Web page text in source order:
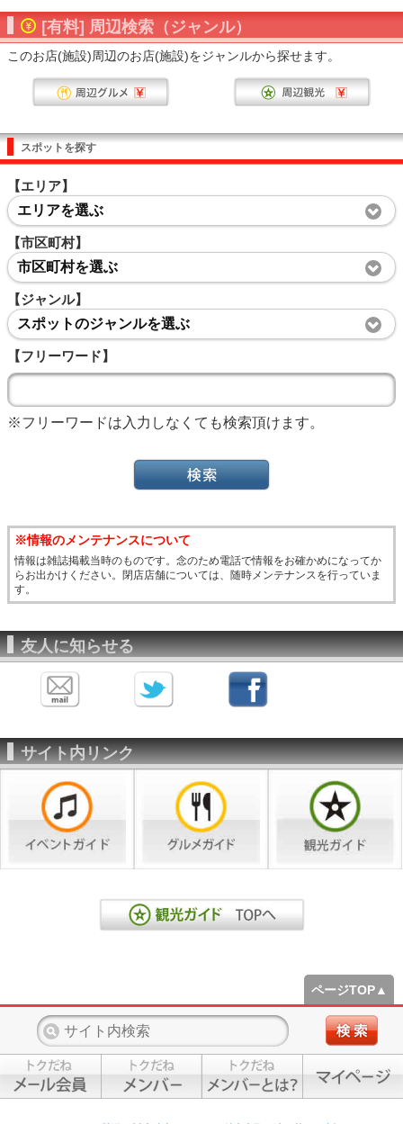
[有料] 周辺検索（ジャンル）
このお店(施設)周辺のお店(施設)をジャンルから探せます。
スポットを探す
【エリア】
エリアを選ぶ
【市区町村】
市区町村を選ぶ
【ジャンル】
スポットのジャンルを選ぶ
【フリーワード】
※フリーワードは入力しなくても検索頂けます。
※情報のメンテナンスについて
情報は雑誌掲載当時のものです。念のため電話で情報をお確かめになってか
らお出かけください。閉店店舗については、随時メンテナンスを行っていま
す。
友人に知らせる
サイト内リンク
ページTOP▲